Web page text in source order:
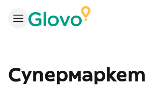
Супермаркет